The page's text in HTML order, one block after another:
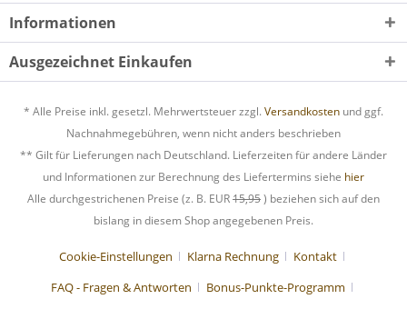
Informationen
Ausgezeichnet Einkaufen
* Alle Preise inkl. gesetzl. Mehrwertsteuer zzgl. Versandkosten und ggf.
Nachnahmegebühren, wenn nicht anders beschrieben
** Gilt für Lieferungen nach Deutschland. Lieferzeiten für andere Länder
und Informationen zur Berechnung des Liefertermins siehe hier
Alle durchgestrichenen Preise (z. B. EUR15,95) beziehen sich auf den
bislang in diesem Shop angegebenen Preis.
Cookie-Einstellungen Klarna Rechnung
Kontakt
FAQ - Fragen & Antworten
Bonus-Punkte-Programm